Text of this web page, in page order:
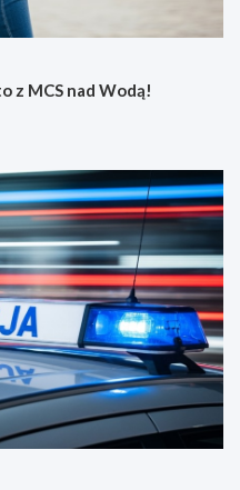
z MCS nad Wodą!